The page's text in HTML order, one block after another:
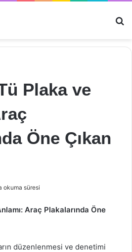
Plaka ve
Öne Çıkan
okuma süresi
Araç Plakalarında Öne
düzenlenmesi ve denetimi